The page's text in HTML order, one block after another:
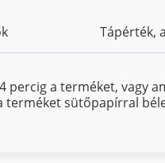
Tápérték,
percig a terméket, vagy
terméket sütőpapírral